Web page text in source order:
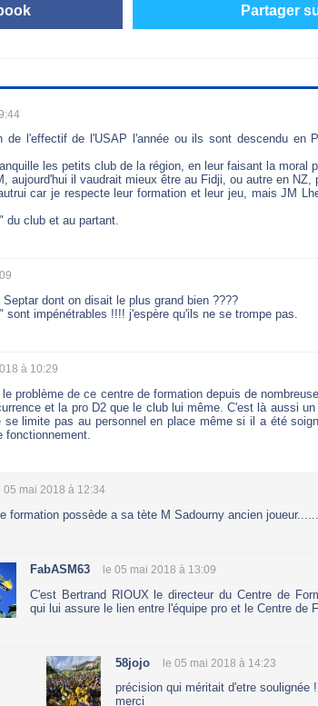
Partager
de l'effectif de l'USAP l'année ou ils sont descendu en
les petits club de la région, en leur faisant la moral
aujourd'hui il vaudrait mieux être au Fidji, ou autre en
car je respecte leur formation et leur jeu, mais JM
du club et au partant.
dont on disait le plus grand bien ????
sont impénétrables !!!! j'espère qu'ils ne se trompe pas.
à 10:29
le problème de ce centre de formation depuis de
et la pro D2 que le club lui même. C'est là aussi
se limite pas au personnel en place même si il a été
fonctionnement.
05 mai 2018 à 12:34
formation possède a sa tète M Sadourny ancien
FabASM63 le 05 mai 2018 à 13:09
C'est Bertrand RIOUX le directeur du Centre de
qui lui assure le lien entre l'équipe pro et le Centre de
58jojo le 05 mai 2018 à 14:23
précision qui méritait d'etre soulignée !
merci